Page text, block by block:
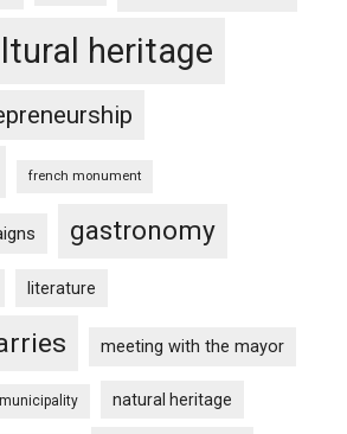
heritage
french monument
gastronomy
literature
meeting with the mayor
municipality natural heritage